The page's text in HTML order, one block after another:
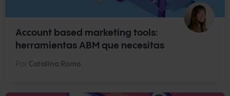
Account based marketing tools:
herramientas ABM que necesitas
Por Catalina Romo